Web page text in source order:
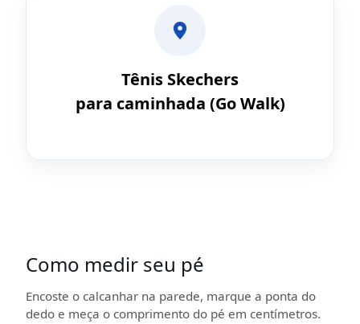
Tênis Skechers
para caminhada (Go Walk)
Como medir seu pé
Encoste o calcanhar na parede, marque a ponta do
dedo e meça o comprimento do pé em centímetros.